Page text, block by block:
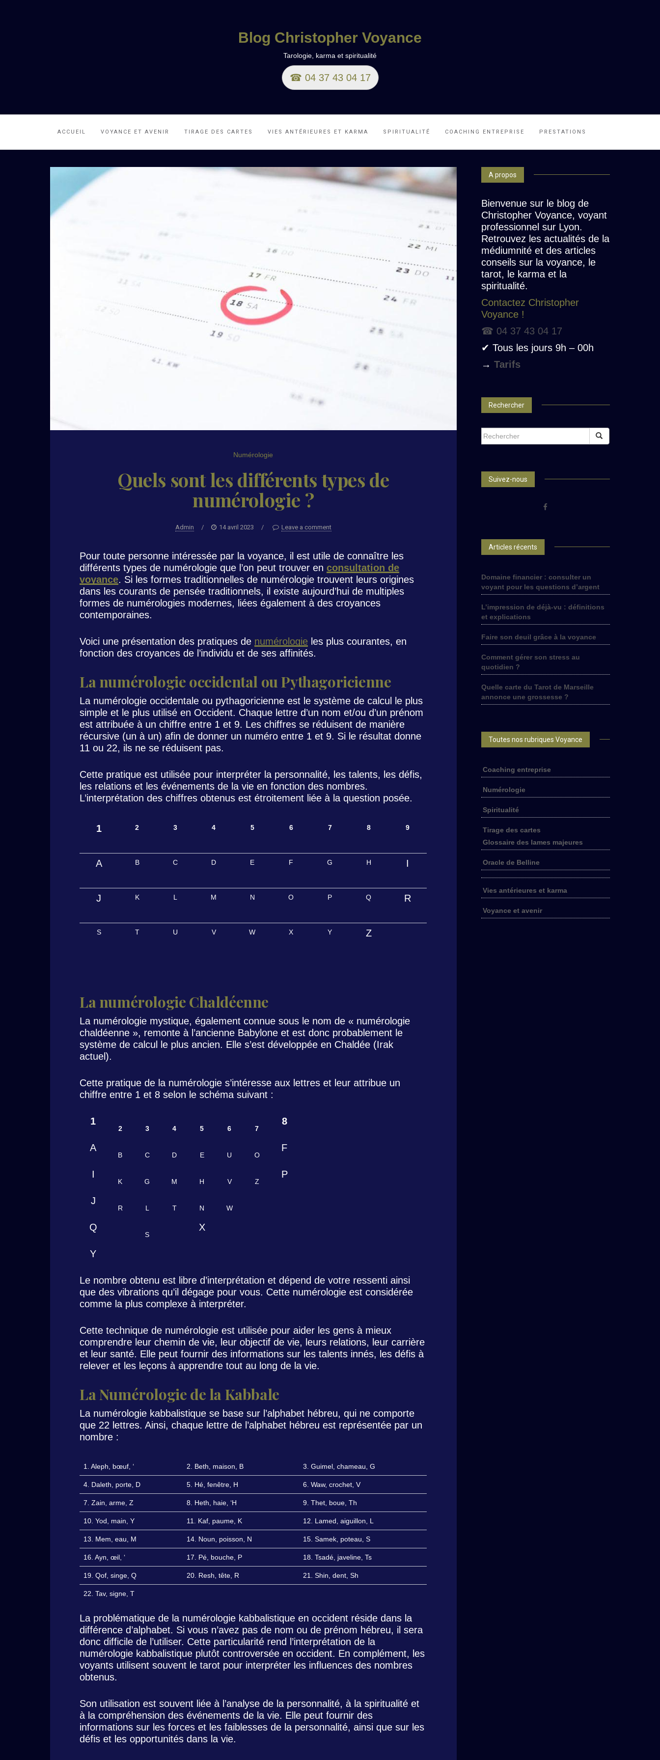
Blog Christopher Voyance
Tarologie, karma et spiritualité
☎ 04 37 43 04 17
ACCUEIL VOYANCE ET AVENIR TIRAGE DES CARTES VIES ANTÉRIEURES ET KARMA SPIRITUALITÉ COACHING ENTREPRISE PRESTATIONS
Numérologie
Quels sont les différents types de
numérologie ?
Admin / 14 avril 2023 / Leave a comment
Pour toute personne intéressée par la voyance, il est utile de connaître les
différents types de numérologie que l’on peut trouver en consultation de
voyance. Si les formes traditionnelles de numérologie trouvent leurs origines
dans les courants de pensée traditionnels, il existe aujourd’hui de multiples
formes de numérologies modernes, liées également à des croyances
contemporaines.
Voici une présentation des pratiques de numérologie les plus courantes, en
fonction des croyances de l’individu et de ses affinités.
La numérologie occidental ou Pythagoricienne
La numérologie occidentale ou pythagoricienne est le système de calcul le plus
simple et le plus utilisé en Occident. Chaque lettre d’un nom et/ou d’un prénom
est attribuée à un chiffre entre 1 et 9. Les chiffres se réduisent de manière
récursive (un à un) afin de donner un numéro entre 1 et 9. Si le résultat donne
11 ou 22, ils ne se réduisent pas.
Cette pratique est utilisée pour interpréter la personnalité, les talents, les défis,
les relations et les événements de la vie en fonction des nombres.
L’interprétation des chiffres obtenus est étroitement liée à la question posée.
1 2 3 4 5 6 7 8 9
A B C D E F G H I
J K L M N O P Q R
S T U V W X Y Z
La numérologie Chaldéenne
La numérologie mystique, également connue sous le nom de « numérologie
chaldéenne », remonte à l’ancienne Babylone et est donc probablement le
système de calcul le plus ancien. Elle s’est développée en Chaldée (Irak
actuel).
Cette pratique de la numérologie s’intéresse aux lettres et leur attribue un
chiffre entre 1 et 8 selon le schéma suivant :
1
2 3 4 5 6 7
8
A
B C D E U O
F
I
K G M H V Z
P
J
R L T N W
Q
S
X
Y
Le nombre obtenu est libre d’interprétation et dépend de votre ressenti ainsi
que des vibrations qu’il dégage pour vous. Cette numérologie est considérée
comme la plus complexe à interpréter.
Cette technique de numérologie est utilisée pour aider les gens à mieux
comprendre leur chemin de vie, leur objectif de vie, leurs relations, leur carrière
et leur santé. Elle peut fournir des informations sur les talents innés, les défis à
relever et les leçons à apprendre tout au long de la vie.
La Numérologie de la Kabbale
La numérologie kabbalistique se base sur l’alphabet hébreu, qui ne comporte
que 22 lettres. Ainsi, chaque lettre de l’alphabet hébreu est représentée par un
nombre :
1. Aleph, bœuf, ‘ 2. Beth, maison, B 3. Guimel, chameau, G
4. Daleth, porte, D 5. Hé, fenêtre, H 6. Waw, crochet, V
7. Zain, arme, Z 8. Heth, haie, ‘H 9. Thet, boue, Th
10. Yod, main, Y 11. Kaf, paume, K 12. Lamed, aiguillon, L
13. Mem, eau, M 14. Noun, poisson, N 15. Samek, poteau, S
16. Ayn, œil, ‘ 17. Pé, bouche, P 18. Tsadé, javeline, Ts
19. Qof, singe, Q 20. Resh, tête, R 21. Shin, dent, Sh
22. Tav, signe, T
La problématique de la numérologie kabbalistique en occident réside dans la
différence d’alphabet. Si vous n’avez pas de nom ou de prénom hébreu, il sera
donc difficile de l’utiliser. Cette particularité rend l’interprétation de la
numérologie kabbalistique plutôt controversée en occident. En complément, les
voyants utilisent souvent le tarot pour interpréter les influences des nombres
obtenus.
Son utilisation est souvent liée à l’analyse de la personnalité, à la spiritualité et
à la compréhension des événements de la vie. Elle peut fournir des
informations sur les forces et les faiblesses de la personnalité, ainsi que sur les
défis et les opportunités dans la vie.
A propos
Bienvenue sur le blog de
Christopher Voyance, voyant
professionnel sur Lyon.
Retrouvez les actualités de la
médiumnité et des articles
conseils sur la voyance, le
tarot, le karma et la
spiritualité.
Contactez Christopher
Voyance !
☎ 04 37 43 04 17
✔ Tous les jours 9h – 00h
→ Tarifs
Rechercher
SEARCH
FOR:
Suivez-nous
Articles récents
Domaine financier : consulter un
voyant pour les questions d’argent
L’impression de déjà-vu : définitions
et explications
Faire son deuil grâce à la voyance
Comment gérer son stress au
quotidien ?
Quelle carte du Tarot de Marseille
annonce une grossesse ?
Toutes nos rubriques Voyance
Coaching entreprise
Numérologie
Spiritualité
Tirage des cartes
Glossaire des lames majeures
Oracle de Belline
Vies antérieures et karma
Voyance et avenir